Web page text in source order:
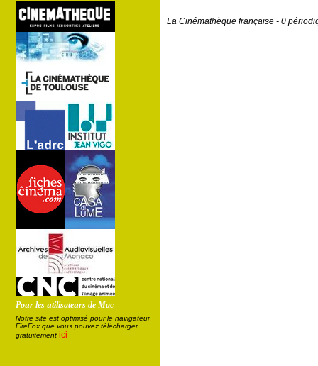
Pour les utilisateurs de Mac
Notre site est optimisé pour le navigateur
FireFox que vous pouvez télécharger
gratuitement ici
La Cinémathèque française - 0